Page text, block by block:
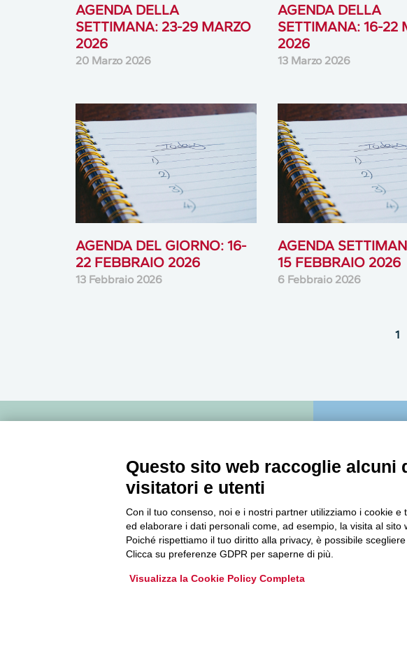
AGENDA DELLA
SETTIMANA: 23-29 MARZO
2026
20 Marzo 2026
AGENDA DELLA
SETTIMANA: 16-22
2026
13 Marzo 2026
AGENDA DEL GIORNO: 16-
22 FEBBRAIO 2026
13 Febbraio 2026
AGENDA
15 FEBBRAIO 2026
6 Febbraio 2026
1
Accedi o iscriviti alla nostra Newsletter Legacoop
mondo della cooperazione.
Guarda i
Questo sito web raccoglie alcuni
visitatori e utenti
Con il tuo consenso, noi e i nostri partner utilizziamo i cookie
ed elaborare i dati personali come, ad esempio, la visita al sito
Poiché rispettiamo il tuo diritto alla privacy, è possibile
Clicca su preferenze GDPR per saperne di più.
Visualizza la Cookie Policy Completa